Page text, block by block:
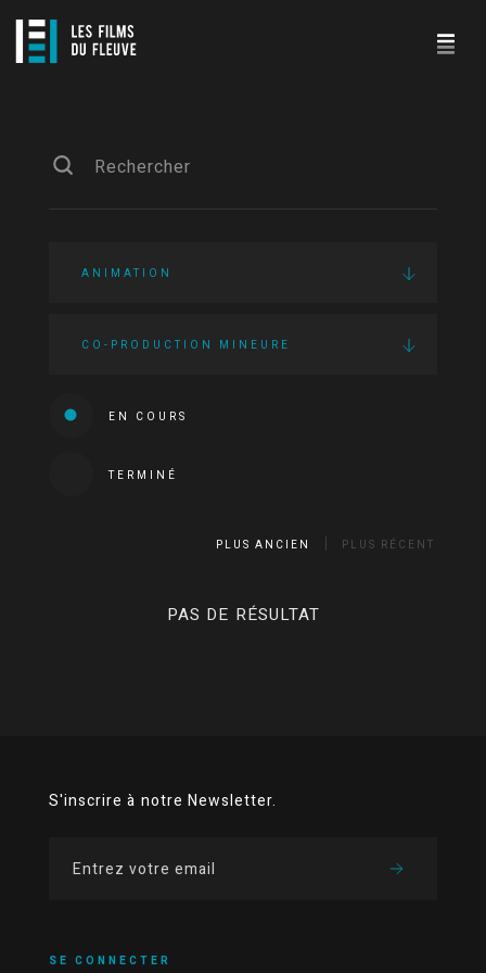
ANIMATION
CO-PRODUCTION MINEURE
EN COURS
TERMINÉ
PLUS ANCIEN PLUS RÉCENT
PAS DE RÉSULTAT
S'inscrire à notre Newsletter.
SE CONNECTER